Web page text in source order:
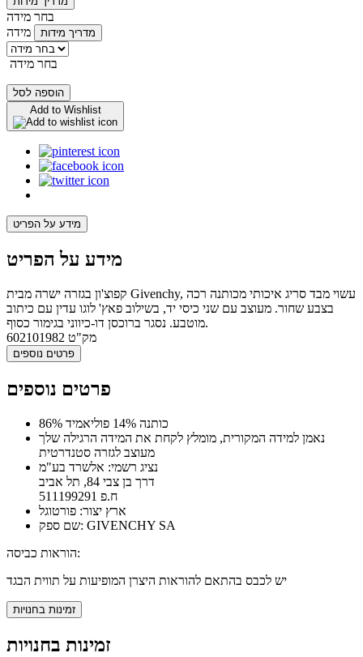
בחר מידה
מידה
מדריך מידות
בחר מידה
הוספה לסל
Add to Wishlist
מידע על הפריט
מידע על הפריט
קפוצ'ון בגזרה ישרה מבית Givenchy, עשוי מבד סריג איכותי מכותנה רכה
בצבע שחור. מעוצב עם שני כיסי יד, בשילוב פאץ' לוגו עדין עם כיתוב
מוטבע. נסגר ברוכסן דו-כיווני בגימור כסוף.
מק"ט 602101982
פרטים נוספים
פרטים נוספים
86% כותנה 14% פוליאמיד
נאמן למידה המקורית, מומלץ לקחת את המידה הרגילה שלך
מעוצב לגזרה סטנדרטית
נציג רשמי: אלשרד בע"מ
דרך בן צבי 84, תל אביב
ח.פ 511199291
ארץ יצור: פורטוגל
שם ספק: GIVENCHY SA
הוראות כביסה:
יש לכבס בהתאם להוראות היצרן המופיעות על תווית הבגד
זמינות בחנויות
זמינות בחנויות